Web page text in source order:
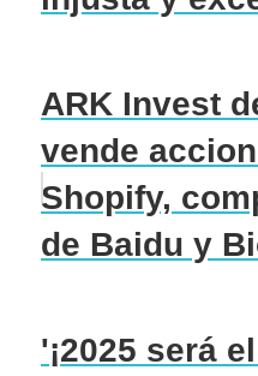
ARK Invest
vende
Shopify,
de Baidu y
'¡2025 será